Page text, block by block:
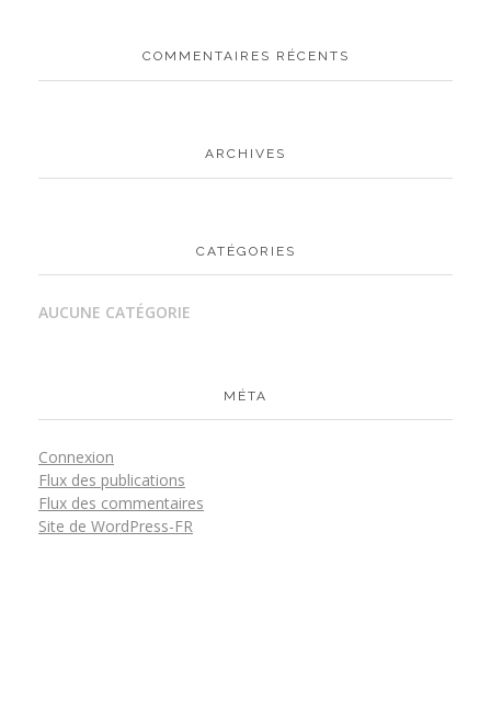
COMMENTAIRES RÉCENTS
ARCHIVES
CATÉGORIES
AUCUNE CATÉGORIE
MÉTA
Connexion
Flux des publications
Flux des commentaires
Site de WordPress-FR